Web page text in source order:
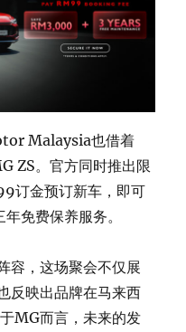
Malaysia也借着
ZS。官方同时推出限
订金预订新车，即可
免费保养服务。
容，这场聚会不仅展
反映出品牌在马来西
MG而言，未来的发